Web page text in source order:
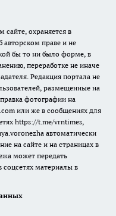
охраняется в
авторском праве и не
бы то ни было форме, в
переработке не иначе
Редакция портала не
размещенные на
фотографии на
или же в сообщениях для
https://t.me/vrntimes,
автоматически
на сайте и на страницах в
может передать
соцсетях материалы в